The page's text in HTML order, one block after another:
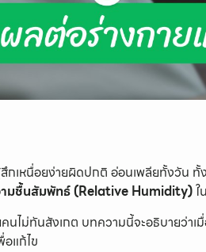
เหนื่อยง่ายผิดปกติ อ่อนเพลียทั้งวัน ทั้
มชื้นสัมพัทธ์ (Relative Humidity)
ไม่ทันสังเกต บทความนี้จะอธิบายว่าเ
อแก้ไข